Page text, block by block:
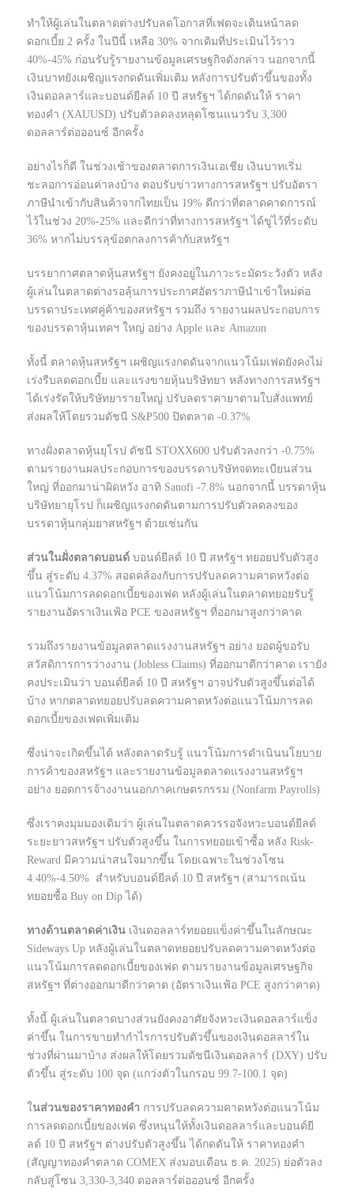
ทำให้ผู้เล่นในตลาดต่างปรับลดโอกาสที่เฟดจะเดินหน้าลด
ดอกเบี้ย 2 ครั้ง ในปีนี้ เหลือ 30% จากเดิมที่ประเมินไว้ราว
40%-45% ก่อนรับรู้รายงานข้อมูลเศรษฐกิจดังกล่าว นอกจากนี้
เงินบาทยังเผชิญแรงกดดันเพิ่มเติม หลังการปรับตัวขึ้นของทั้ง
เงินดอลลาร์และบอนด์ยีลด์ 10 ปี สหรัฐฯ ได้กดดันให้ ราคา
ทองคำ (XAUUSD) ปรับตัวลดลงหลุดโซนแนวรับ 3,300
ดอลลาร์ต่อออนซ์ อีกครั้ง
อย่างไรก็ดี ในช่วงเช้าของตลาดการเงินเอเชีย เงินบาทเริ่ม
ชะลอการอ่อนค่าลงบ้าง ตอบรับข่าวทางการสหรัฐฯ ปรับอัตรา
ภาษีนำเข้ากับสินค้าจากไทยเป็น 19% ดีกว่าที่ตลาดคาดการณ์
ไว้ในช่วง 20%-25% และดีกว่าที่ทางการสหรัฐฯ ได้ขู่ไว้ที่ระดับ
36% หากไม่บรรลุข้อตกลงการค้ากับสหรัฐฯ
บรรยากาศตลาดหุ้นสหรัฐฯ ยังคงอยู่ในภาวะระมัดระวังตัว หลัง
ผู้เล่นในตลาดต่างรอลุ้นการประกาศอัตราภาษีนำเข้าใหม่ต่อ
บรรดาประเทศคู่ค้าของสหรัฐฯ รวมถึง รายงานผลประกอบการ
ของบรรดาหุ้นเทคฯ ใหญ่ อย่าง Apple และ Amazon
ทั้งนี้ ตลาดหุ้นสหรัฐฯ เผชิญแรงกดดันจากแนวโน้มเฟดยังคงไม่
เร่งรีบลดดอกเบี้ย และแรงขายหุ้นบริษัทยา หลังทางการสหรัฐฯ
ได้เร่งรัดให้บริษัทยารายใหญ่ ปรับลดราคายาตามใบสั่งแพทย์
ส่งผลให้โดยรวมดัชนี S&P500 ปิดตลาด -0.37%
ทางฝั่งตลาดหุ้นยุโรป ดัชนี STOXX600 ปรับตัวลงกว่า -0.75%
ตามรายงานผลประกอบการของบรรดาบริษัทจดทะเบียนส่วน
ใหญ่ ที่ออกมาน่าผิดหวัง อาทิ Sanofi -7.8% นอกจากนี้ บรรดาหุ้น
บริษัทยายุโรป ก็เผชิญแรงกดดันตามการปรับตัวลดลงของ
บรรดาหุ้นกลุ่มยาสหรัฐฯ ด้วยเช่นกัน
ส่วนในฝั่งตลาดบอนด์ บอนด์ยีลด์ 10 ปี สหรัฐฯ ทยอยปรับตัวสูง
ขึ้น สู่ระดับ 4.37% สอดคล้องกับการปรับลดความคาดหวังต่อ
แนวโน้มการลดดอกเบี้ยของเฟด หลังผู้เล่นในตลาดทยอยรับรู้
รายงานอัตราเงินเฟ้อ PCE ของสหรัฐฯ ที่ออกมาสูงกว่าคาด
รวมถึงรายงานข้อมูลตลาดแรงงานสหรัฐฯ อย่าง ยอดผู้ขอรับ
สวัสดิการการว่างงาน (Jobless Claims) ที่ออกมาดีกว่าคาด เรายัง
คงประเมินว่า บอนด์ยีลด์ 10 ปี สหรัฐฯ อาจปรับตัวสูงขึ้นต่อได้
บ้าง หากตลาดทยอยปรับลดความคาดหวังต่อแนวโน้มการลด
ดอกเบี้ยของเฟดเพิ่มเติม
ซึ่งน่าจะเกิดขึ้นได้ หลังตลาดรับรู้ แนวโน้มการดำเนินนโยบาย
การค้าของสหรัฐฯ และรายงานข้อมูลตลาดแรงงานสหรัฐฯ
อย่าง ยอดการจ้างงานนอกภาคเกษตรกรรม (Nonfarm Payrolls)
ซึ่งเราคงมุมมองเดิมว่า ผู้เล่นในตลาดควรรอจังหวะบอนด์ยีลด์
ระยะยาวสหรัฐฯ ปรับตัวสูงขึ้น ในการทยอยเข้าซื้อ หลัง Risk-
Reward มีความน่าสนใจมากขึ้น โดยเฉพาะในช่วงโซน
4.40%-4.50% สำหรับบอนด์ยีลด์ 10 ปี สหรัฐฯ (สามารถเน้น
ทยอยซื้อ Buy on Dip ได้)
ทางด้านตลาดค่าเงิน เงินดอลลาร์ทยอยแข็งค่าขึ้นในลักษณะ
Sideways Up หลังผู้เล่นในตลาดทยอยปรับลดความคาดหวังต่อ
แนวโน้มการลดดอกเบี้ยของเฟด ตามรายงานข้อมูลเศรษฐกิจ
สหรัฐฯ ที่ต่างออกมาดีกว่าคาด (อัตราเงินเฟ้อ PCE สูงกว่าคาด)
ทั้งนี้ ผู้เล่นในตลาดบางส่วนยังคงอาศัยจังหวะเงินดอลลาร์แข็ง
ค่าขึ้น ในการขายทำกำไรการปรับตัวขึ้นของเงินดอลลาร์ใน
ช่วงที่ผ่านมาบ้าง ส่งผลให้โดยรวมดัชนีเงินดอลลาร์ (DXY) ปรับ
ตัวขึ้น สู่ระดับ 100 จุด (แกว่งตัวในกรอบ 99.7-100.1 จุด)
ในส่วนของราคาทองคำ การปรับลดความคาดหวังต่อแนวโน้ม
การลดดอกเบี้ยของเฟด ซึ่งหนุนให้ทั้งเงินดอลลาร์และบอนด์ยี
ลด์ 10 ปี สหรัฐฯ ต่างปรับตัวสูงขึ้น ได้กดดันให้ ราคาทองคำ
(สัญญาทองคำตลาด COMEX ส่งมอบเดือน ธ.ค. 2025) ย่อตัวลง
กลับสู่โซน 3,330-3,340 ดอลลาร์ต่อออนซ์ อีกครั้ง